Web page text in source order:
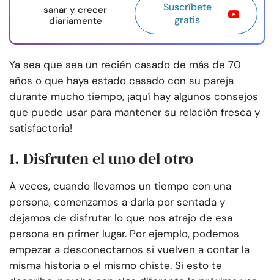
sanar y crecer
diariamente
Suscríbete
gratis
Ya sea que sea un recién casado de más de 70
años o que haya estado casado con su pareja
durante mucho tiempo, ¡aquí hay algunos consejos
que puede usar para mantener su relación fresca y
satisfactoria!
1. Disfruten el uno del otro
A veces, cuando llevamos un tiempo con una
persona, comenzamos a darla por sentada y
dejamos de disfrutar lo que nos atrajo de esa
persona en primer lugar. Por ejemplo, podemos
empezar a desconectarnos si vuelven a contar la
misma historia o el mismo chiste. Si esto te